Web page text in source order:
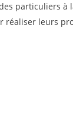
particuliers à
réaliser leurs